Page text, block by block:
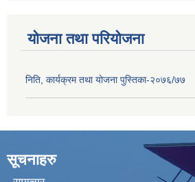
योजना तथा परियोजना
निति, कार्यक्रम तथा योजना पुस्तिका-२०७६/७७
सूचनाहरु